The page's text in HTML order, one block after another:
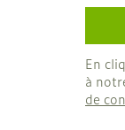
En
à
de